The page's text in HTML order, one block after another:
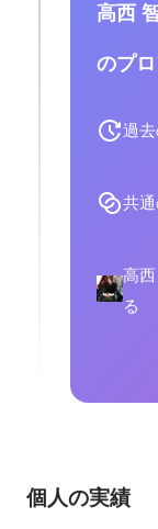
高西
のプ
過
共
高
る
個人の実績